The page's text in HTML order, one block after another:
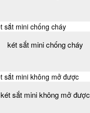
két sắt mini chống cháy
két sắt mini không mở được